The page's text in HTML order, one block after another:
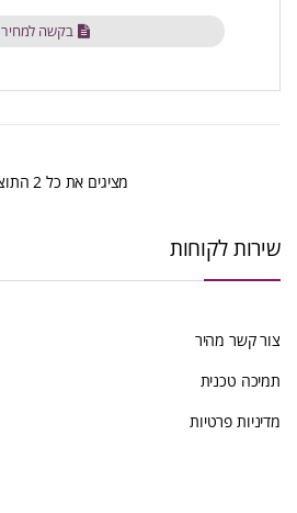
בקשה למחיר
מציגים את כל ⁦2⁩ התוצאות
שירות לקוחות
צור קשר מהיר
תמיכה טכנית
מדיניות פרטיות